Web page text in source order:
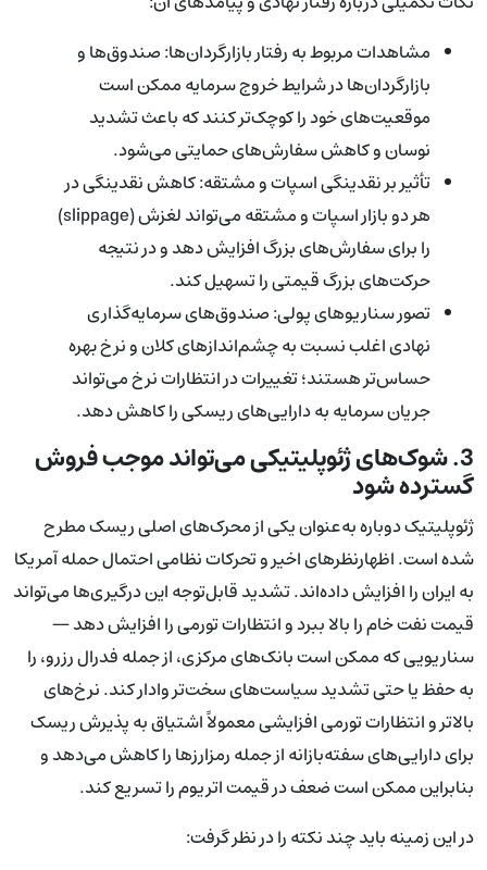
مشاهدات مربوط به رفتار بازارگردان‌ها: صندوق‌ها و
بازارگردان‌ها در شرایط خروج سرمایه ممکن است
موقعیت‌های خود را کوچک‌تر کنند که باعث تشدید
نوسان و کاهش سفارش‌های حمایتی می‌شود.
تأثیر بر نقدینگی اسپات و مشتقه: کاهش نقدینگی در
هر دو بازار اسپات و مشتقه می‌تواند لغزش (slippage)
را برای سفارش‌های بزرگ افزایش دهد و در نتیجه
حرکت‌های بزرگ قیمتی را تسهیل کند.
تصور سناریوهای پولی: صندوق‌های سرمایه‌گذاری
نهادی اغلب نسبت به چشم‌اندازهای کلان و نرخ بهره
حساس‌تر هستند؛ تغییرات در انتظارات نرخ می‌تواند
جریان سرمایه به دارایی‌های ریسکی را کاهش دهد.
3. شوک‌های ژئوپلیتیکی می‌تواند موجب فروش
گسترده شود
ژئوپلیتیک دوباره به‌عنوان یکی از محرک‌های اصلی ریسک مطرح
شده است. اظهارنظرهای اخیر و تحرکات نظامی احتمال حمله آمریکا
به ایران را افزایش داده‌اند. تشدید قابل‌توجه این درگیری‌ها می‌تواند
قیمت نفت خام را بالا ببرد و انتظارات تورمی را افزایش دهد —
سناریویی که ممکن است بانک‌های مرکزی، از جمله فدرال رزرو، را
به حفظ یا حتی تشدید سیاست‌های سخت‌تر وادار کند. نرخ‌های
بالاتر و انتظارات تورمی افزایشی معمولاً اشتیاق به پذیرش ریسک
برای دارایی‌های سفته‌بازانه از جمله رمزارزها را کاهش می‌دهد و
بنابراین ممکن است ضعف در قیمت اتریوم را تسریع کند.
در این زمینه باید چند نکته را در نظر گرفت: